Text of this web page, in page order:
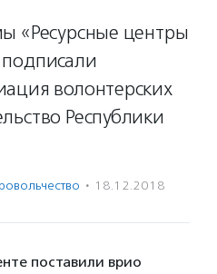
«Ресурсные центры
волонтерских
Республики
· 18.12.2018
поставили врио